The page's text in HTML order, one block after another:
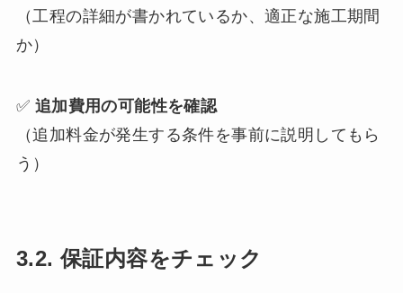
（工程の詳細が書かれているか、適正な施工期間
か）
✅ 追加費用の可能性を確認
（追加料金が発生する条件を事前に説明してもら
う）
3.2. 保証内容をチェック